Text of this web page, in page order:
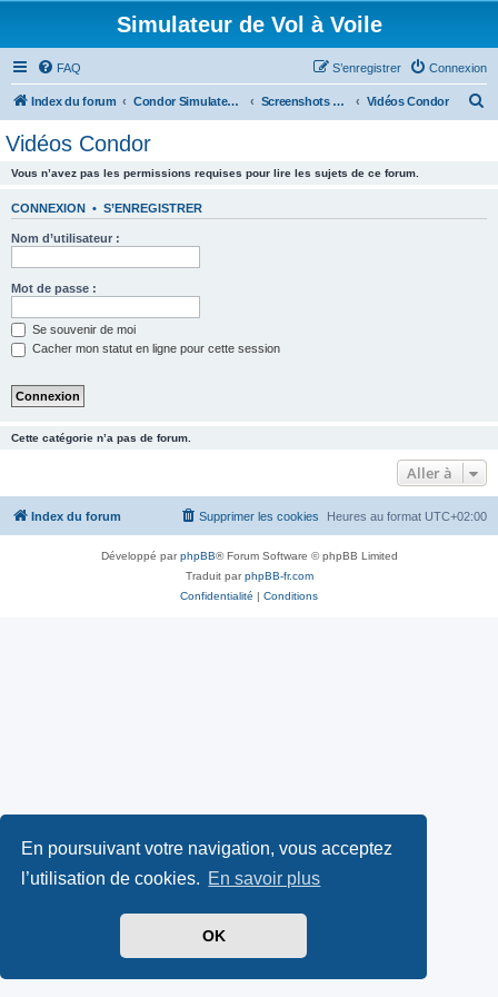
En poursuivant votre navigation, vous acceptez
l’utilisation de cookies. En savoir plus
OK
Simulateur de Vol à Voile
FAQ Connexion
S’enregistrer
Index du forum Condor Simulateur de Vol à Voile Screenshots et Vidéos Vidéos Condor
Vidéos Condor
Vous n’avez pas les permissions requises pour lire les sujets de ce forum.
CONNEXION • S’ENREGISTRER
Nom d’utilisateur :
Mot de passe :
Se souvenir de moi
Cacher mon statut en ligne pour cette session
Cette catégorie n’a pas de forum.
Aller à
Index du forum Heures au format UTC+02:00
Supprimer les cookies
Développé parphpBB® Forum Software © phpBB Limited
Traduit parphpBB-fr.com
Confidentialité | Conditions